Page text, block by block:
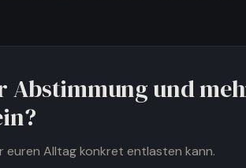
Abstimmung und
euren Alltag konkret entlasten kann.